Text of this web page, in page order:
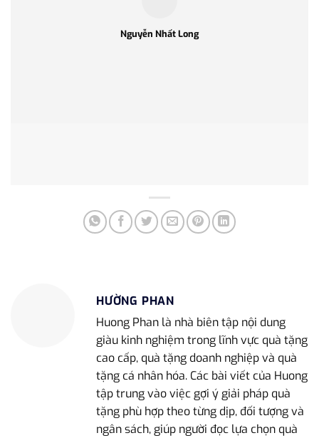
Nguyễn Nhất Long
HƯỜNG PHAN
Huong Phan là nhà biên tập nội dung
giàu kinh nghiệm trong lĩnh vực quà tặng
cao cấp, quà tặng doanh nghiệp và quà
tặng cá nhân hóa. Các bài viết của Huong
tập trung vào việc gợi ý giải pháp quà
tặng phù hợp theo từng dịp, đối tượng và
ngân sách, giúp người đọc lựa chọn quà